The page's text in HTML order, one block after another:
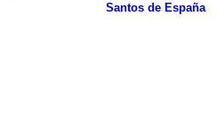
Santos de España